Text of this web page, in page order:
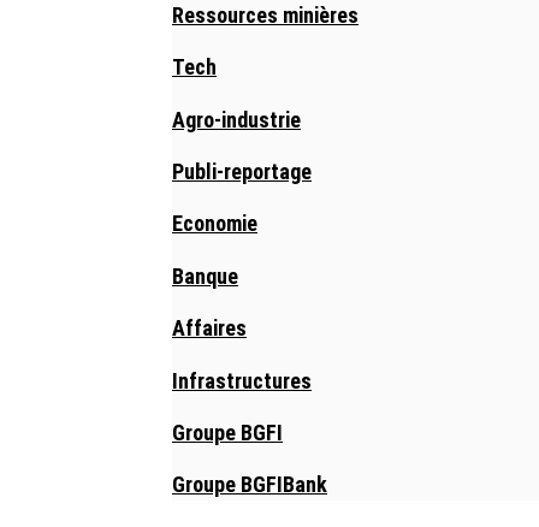
Ressources minières
Tech
Agro-industrie
Publi-reportage
Economie
Banque
Affaires
Infrastructures
Groupe BGFI
Groupe BGFIBank